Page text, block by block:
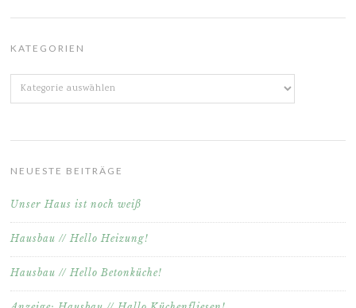
KATEGORIEN
Kategorien
NEUESTE BEITRÄGE
Unser Haus ist noch weiß
Hausbau // Hello Heizung!
Hausbau // Hello Betonküche!